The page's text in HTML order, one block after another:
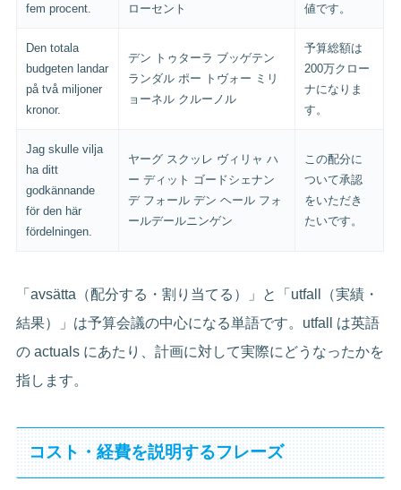
fem procent.
ローセント
値です。
Den totala
budgeten landar
på två miljoner
kronor.
デン トゥターラ ブッゲテン
ランダル ポー トヴォー ミリ
ョーネル クルーノル
予算総額は
200万クロー
ナになりま
す。
Jag skulle vilja
ha ditt
godkännande
för den här
fördelningen.
ヤーグ スクッレ ヴィリャ ハ
ー ディット ゴードシェナン
デ フォール デン ヘール フォ
ールデールニンゲン
この配分に
ついて承認
をいただき
たいです。
「avsätta（配分する・割り当てる）」と「utfall（実績・
結果）」は予算会議の中心になる単語です。utfall は英語
の actuals にあたり、計画に対して実際にどうなったかを
指します。
コスト・経費を説明するフレーズ